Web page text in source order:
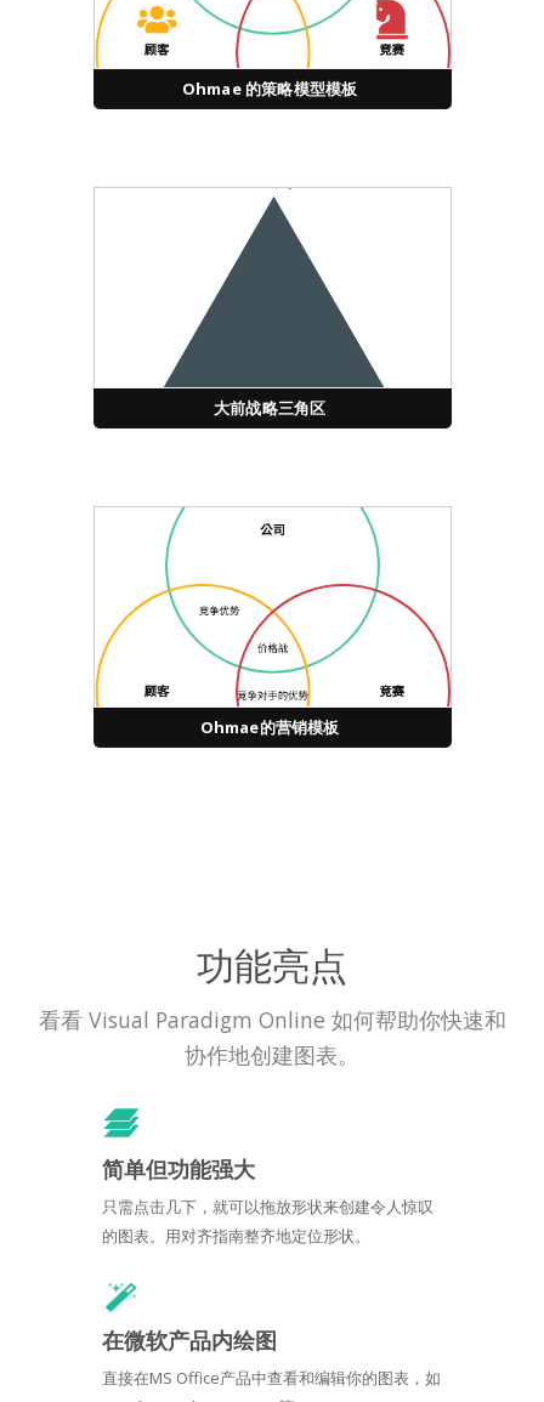
Ohmae 的策略模型模板
大前战略三角区
Ohmae的营销模板
功能亮点
看看 Visual Paradigm Online 如何帮助你快速和
协作地创建图表。
简单但功能强大
只需点击几下，就可以拖放形状来创建令人惊叹
的图表。用对齐指南整齐地定位形状。
在微软产品内绘图
直接在MS Office产品中查看和编辑你的图表，如